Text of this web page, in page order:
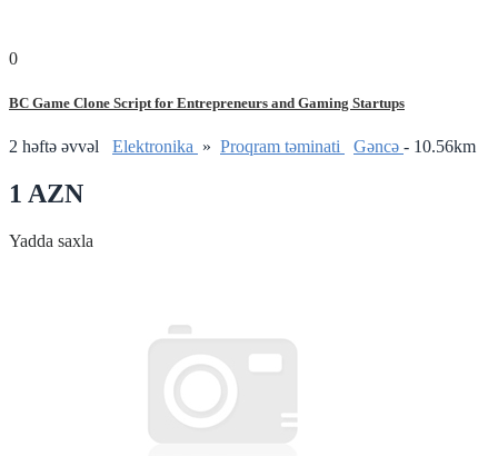
0
BC Game Clone Script for Entrepreneurs and Gaming Startups
2 həftə əvvəl Elektronika » Proqram təminati Gǝncǝ - 10.56km
1 AZN
Yadda saxla